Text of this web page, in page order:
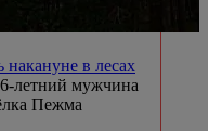
накануне в лесах
летний мужчина
Пежма